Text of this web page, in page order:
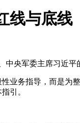
线与底线
军委主席习近平
务指导，而是为
引。